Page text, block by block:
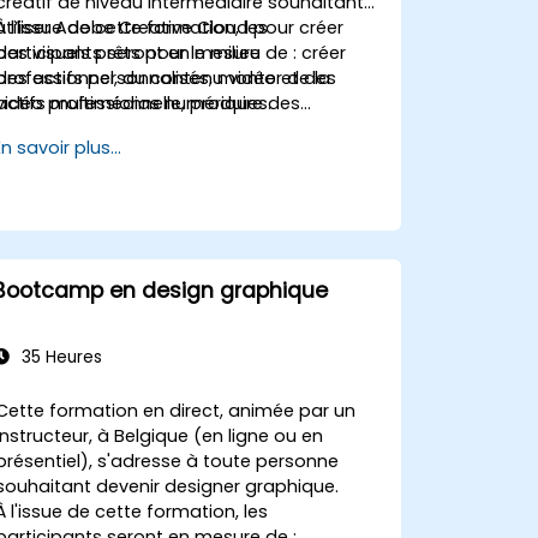
Adobe Creative Cloud pour créer
visuels prêts pour le milieu
du contenu vidéo et des
multimédias numériques.
l’issue de cette formation, les
seront en mesure de : créer
actifs personnalisés, monter de la
professionnelle, produire des
efficacement entre les différentes
savoir plus...
en design graphique
35 Heures
formation en direct, animée par un
à Belgique (en ligne ou en
s'adresse à toute personne
devenir designer graphique.
l'issue de cette formation, les